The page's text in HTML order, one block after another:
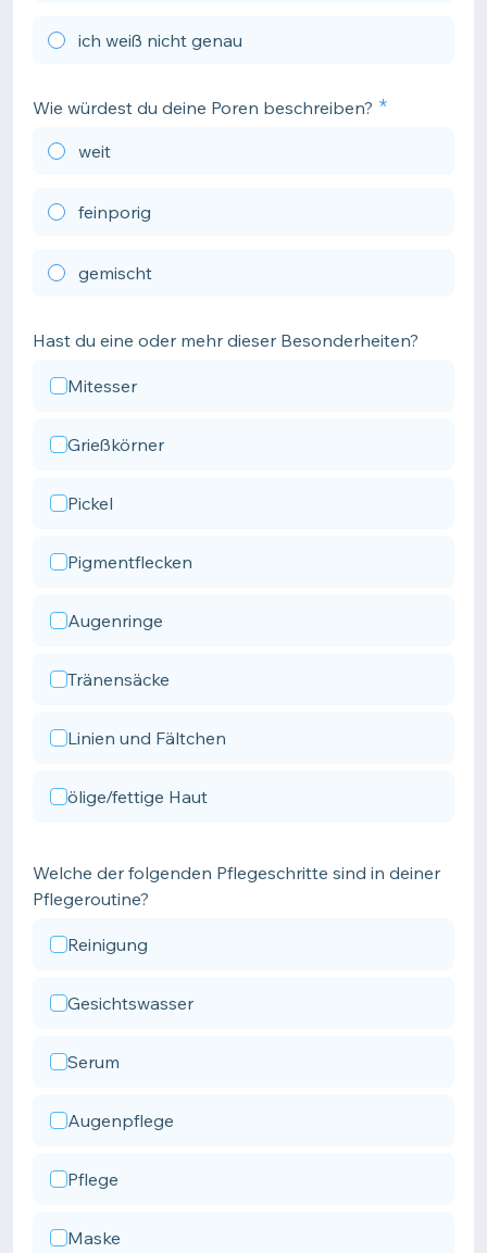
ich weiß nicht genau
Wie würdest du deine Poren beschreiben?
weit
feinporig
gemischt
Hast du eine oder mehr dieser Besonderheiten?
Mitesser
Grießkörner
Pickel
Pigmentflecken
Augenringe
Tränensäcke
Linien und Fältchen
ölige/fettige Haut
Welche der folgenden Pflegeschritte sind in deiner
Pflegeroutine?
Reinigung
Gesichtswasser
Serum
Augenpflege
Pflege
Maske